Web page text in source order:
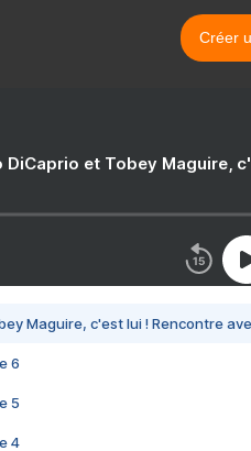
Créer
DiCaprio et Tobey Maguire,
Maguire, c'est lui ! Rencontre
6
5
4